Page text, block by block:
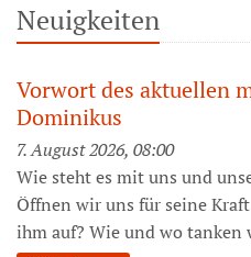
Neuigkeiten
Vorwort des aktuellen
Dominikus
7. August 2026, 08:00
Wie steht es mit uns und
Öffnen wir uns für seine
ihm auf? Wie und wo tanken